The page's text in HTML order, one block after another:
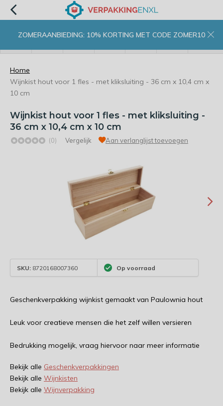
ZOMERAANBIEDING: 10% KORTING MET CODE ZOMER10
Home
Wijnkist hout voor 1 fles - met kliksluiting - 36 cm x 10,4 cm x
10 cm
Wijnkist hout voor 1 fles - met kliksluiting -
36 cm x 10,4 cm x 10 cm
(0) Vergelijk Aan verlanglijst toevoegen
SKU: 8720168007360 Op voorraad
Geschenkverpakking wijnkist gemaakt van Paulownia hout
Leuk voor creatieve mensen die het zelf willen versieren
Bedrukking mogelijk, vraag hiervoor naar meer informatie
Bekijk alle Geschenkverpakkingen
Bekijk alle Wijnkisten
Bekijk alle Wijnverpakking